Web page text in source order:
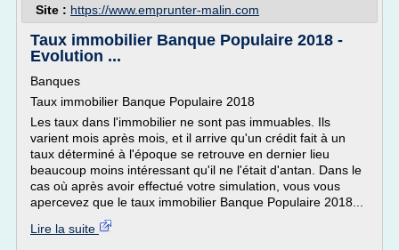
Site : https://www.emprunter-malin.com
Taux immobilier Banque Populaire 2018 -
Evolution ...
Banques
Taux immobilier Banque Populaire 2018
Les taux dans l'immobilier ne sont pas immuables. Ils
varient mois après mois, et il arrive qu'un crédit fait à un
taux déterminé à l'époque se retrouve en dernier lieu
beaucoup moins intéressant qu'il ne l'était d'antan. Dans le
cas où après avoir effectué votre simulation, vous vous
apercevez que le taux immobilier Banque Populaire 2018...
Lire la suite